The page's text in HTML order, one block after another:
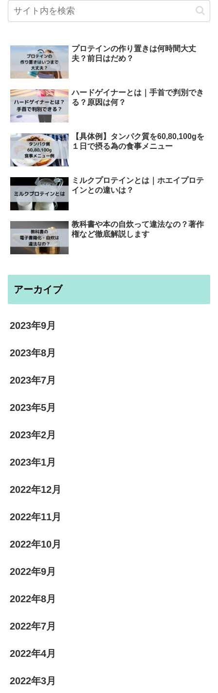
プロテインの作り置きは何時間大丈
夫？前日はだめ？
ハードゲイナーとは｜手首で判別でき
る？原因は何？
【具体例】タンパク質を60,80,100gを
１日で摂る為の食事メニュー
ミルクプロテインとは｜ホエイプロテ
インとの違いは？
教科書や本の自炊って違法なの？著作
権など徹底解説します
アーカイブ
2023年9月
2023年8月
2023年7月
2023年5月
2023年2月
2023年1月
2022年12月
2022年11月
2022年10月
2022年9月
2022年8月
2022年7月
2022年4月
2022年3月